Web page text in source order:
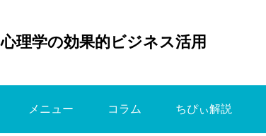
理学の効果的ビジネス活用
メニュー コラム ちぴぃ解説